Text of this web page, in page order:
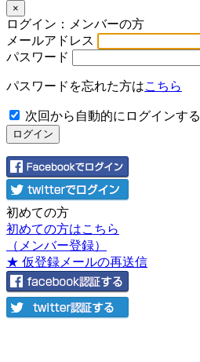
×
ログイン：メンバーの方
メールアドレス
パスワード
パスワードを忘れた方はこちら
次回から自動的にログインする
初めての方
初めての方はこちら
（メンバー登録）
★ 仮登録メールの再送信